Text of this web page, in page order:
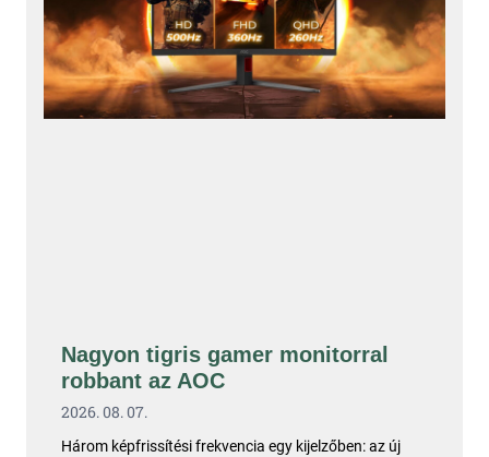
Nagyon tigris gamer monitorral
robbant az AOC
2026. 08. 07.
Három képfrissítési frekvencia egy kijelzőben: az új